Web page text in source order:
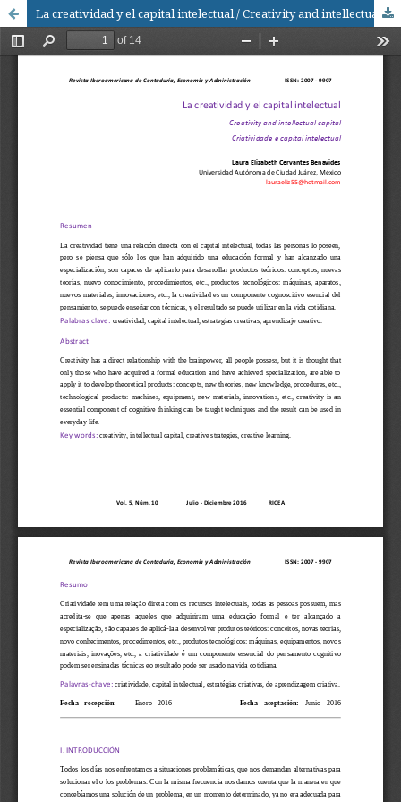
La creatividad y el capital intelectual / Creativity and intellectual capital